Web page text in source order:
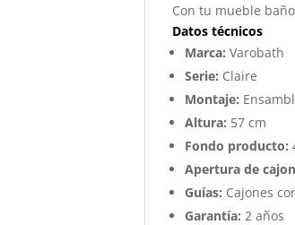
Con tu mueble
Datos técnicos
Marca: Varobath
Serie: Claire
Montaje:
Altura: 57 cm
Fondo producto:
Apertura de
Guías: Cajones
Garantía: 2 años